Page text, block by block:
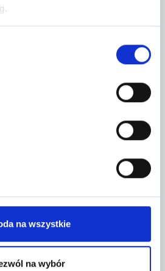
na wszystkie
na wybór
SEDAN
402PLN
Ilość ofert:0